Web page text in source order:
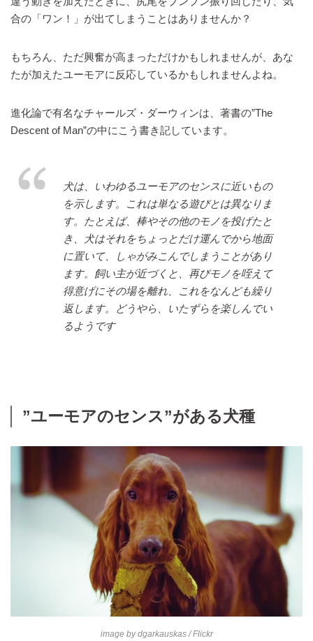
合の「ワン！」が出てしまうことはありませんか？
もちろん、ただ興奮が高まっただけかもしれませんが、あな
たが加えたユーモアに反応しているかもしれませんよね。
進化論で有名なチャールズ・ダーウィンは、著書の”The
Descent of Man”の中にこう書き記しています。
犬は、いわゆるユーモアのセンスに近いもの
を示します。これは単なる遊びとは異なりま
す。たとえば、棒やその他のモノを投げたと
き、犬はそれをちょっとだけ運んでから地面
に置いて、しゃがみこんでしまうことがあり
ます。飼い主が近づくと、再びモノを咥えて
得意げにその場を離れ、これをなんども繰り
返します。どうやら、いたずらを楽しんでい
るようです
”ユーモアのセンス”がある犬種
image bydgarkauskas/ Flickr